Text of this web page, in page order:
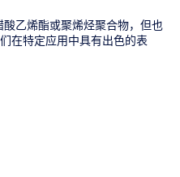
乙烯酯或聚烯烃聚合物，但也
在特定应用中具有出色的表